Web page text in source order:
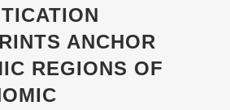
ANCHOR
REGIONS OF